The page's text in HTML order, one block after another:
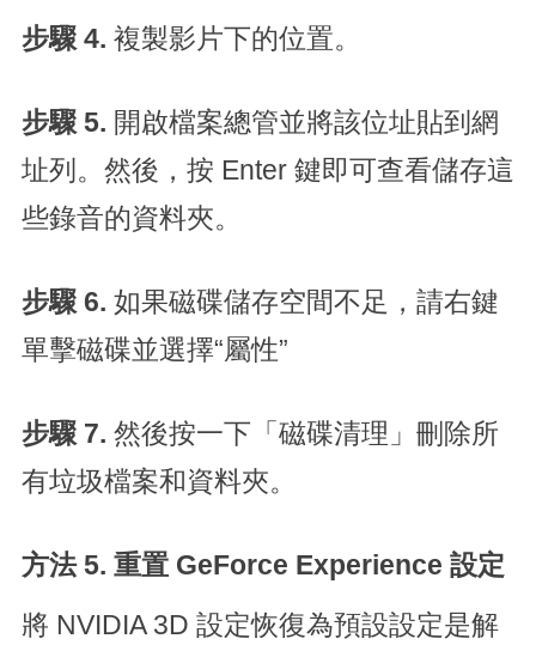
步驟 4. 複製影片下的位置。
步驟 5. 開啟檔案總管並將該位址貼到網
址列。然後，按 Enter 鍵即可查看儲存這
些錄音的資料夾。
步驟 6. 如果磁碟儲存空間不足，請右鍵
單擊磁碟並選擇“屬性”
步驟 7. 然後按一下「磁碟清理」刪除所
有垃圾檔案和資料夾。
方法 5. 重置 GeForce Experience 設定
將 NVIDIA 3D 設定恢復為預設設定是解